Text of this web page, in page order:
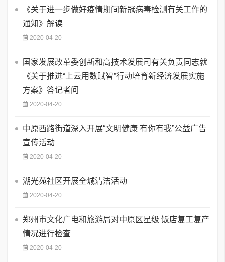
《关于进一步做好疫情期间新冠病毒检测有关工作的
通知》解读
2020-04-20
国家发展改革委创新和高技术发展司有关负责同志就
《关于推进“上云用数赋智”行动培育新经济发展实施
方案》答记者问
2020-04-20
中原西路街道深入开展“文明健康 有你有我”公益广告
宣传活动
2020-04-20
湖光苑社区开展全城清洁活动
2020-04-20
郑州市文化广电和旅游局对中原区星级 饭店复工复产
情况进行检查
2020-04-20